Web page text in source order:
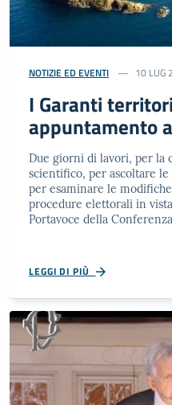
NOTIZIE ED EVENTI 10 LUG
I Garanti
appuntamento
Due giorni di lavori, per la
scientifico, per ascoltare
per esaminare le
procedure elettorali in
Portavoce della Conferenza
LEGGI DI PIÙ